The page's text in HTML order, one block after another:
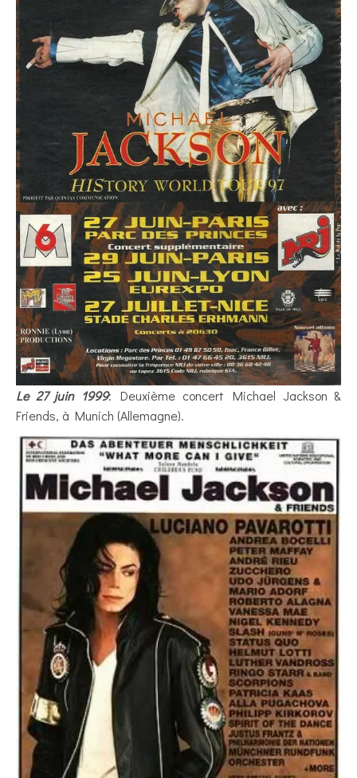
Le 27 juin 1999: Deuxième concert Michael Jackson &
Friends, à Munich (Allemagne).